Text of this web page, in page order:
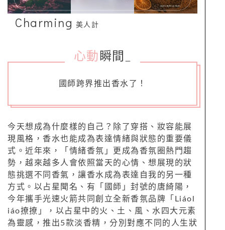
Charming 美人計
心動 瞬間
國師跨界推出香水了！
今天想成為什麼樣的自己？除了穿搭、妝容能展
現風格，香水也能成為表達情緒與狀態的重要儀
式。近年來，「情緒香氛」更成為香氛圈熱門趨
勢，越來越多人會依照當天的心情、想展現的狀
態挑選不同香氣，讓香水成為表達自我的另一種
方式。以占星聞名、有「國師」封號的唐綺陽，
今年攜手光速火箭共同創立全新香氛品牌「Liáol
iáo撩撩」，以占星中的火、土、風、水四大元素
為靈感，推出5款淡香精，分別對應不同的人生狀